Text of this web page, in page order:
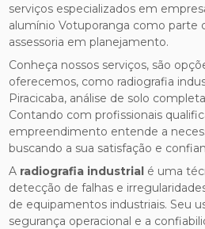
serviços especializados em
alumínio Votuporanga como parte
assessoria em planejamento.
Conheça nossos serviços, são
oferecemos, como radiografia
Piracicaba, análise de solo
Contando com profissionais
empreendimento entende a
buscando a sua satisfação e
A radiografia industrial é uma
detecção de falhas e
de equipamentos industriais. Seu
segurança operacional e a